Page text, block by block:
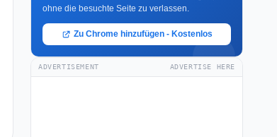
ohne die besuchte Seite zu verlassen.
Zu Chrome hinzufügen - Kostenlos
ADVERTISEMENT ADVERTISE HERE